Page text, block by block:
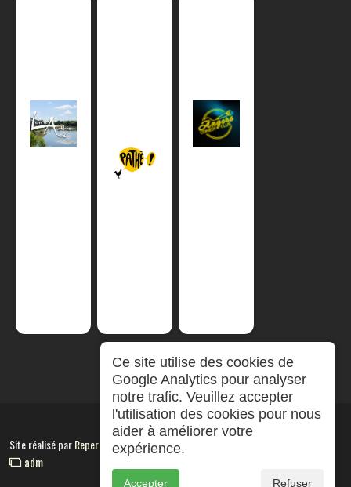
Site réalisé parRepereCom
adm
Ce site utilise des cookies de
Google Analytics pour analyser
notre trafic. Veuillez accepter
l'utilisation des cookies pour nous
aider à améliorer votre
expérience.
Accepter Refuser